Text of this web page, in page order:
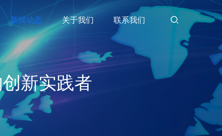
新闻动态 关于我们 联系我们
新实践者